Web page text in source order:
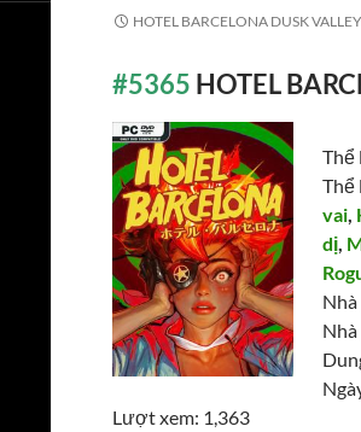
HOTEL BARCELONA DUSK
#5365 HOTEL
Thể
Thể
vai,
dị,
Lượt xem: 1,363